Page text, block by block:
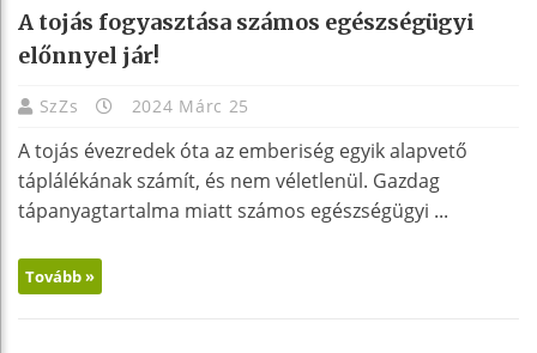
A tojás fogyasztása számos egészségügyi
előnnyel jár!
SzZs 2024 Márc 25
A tojás évezredek óta az emberiség egyik alapvető
táplálékának számít, és nem véletlenül. Gazdag
tápanyagtartalma miatt számos egészségügyi ...
Tovább »